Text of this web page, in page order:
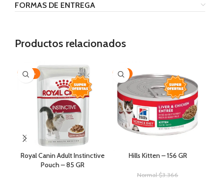
FORMAS DE ENTREGA
Productos relacionados
-30%
Royal Canin Adult Instinctive
Pouch – 85 GR
-11%
Hills Kitten – 156 GR
Normal$3.366